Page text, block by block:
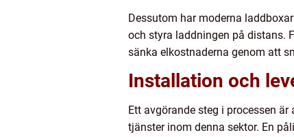
Dessutom har moderna
och styra laddningen på distans.
sänka elkostnaderna genom att
Installation och
Ett avgörande steg i processen
tjänster inom denna sektor. En